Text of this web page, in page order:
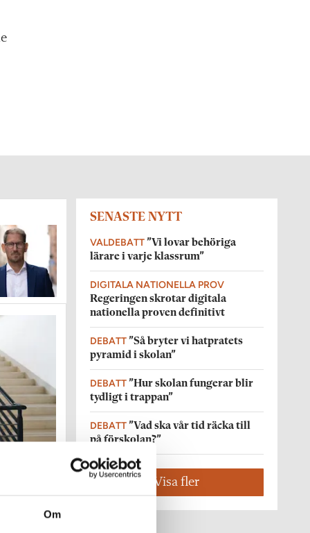
Om
SENASTE NYTT
VALDEBATT ”Vi lovar behöriga
lärare i varje klassrum”
DIGITALA NATIONELLA PROV
Regeringen skrotar digitala
nationella proven definitivt
DEBATT ”Så bryter vi hatpratets
pyramid i skolan”
DEBATT ”Hur skolan fungerar blir
tydligt i trappan”
DEBATT ”Vad ska vår tid räcka till
på förskolan?”
Visa fler